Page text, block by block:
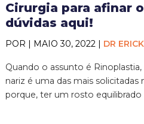
Cirurgia para afinar
dúvidas aqui!
POR | MAIO 30, 2022 | DR
Quando o assunto é Rinoplastia,
nariz é uma das mais solicitadas
porque, ter um rosto equilibrado